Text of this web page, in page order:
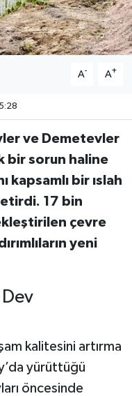
A- A+
ve Demetevler
bir sorun haline
kapsamlı bir ıslah
17 bin
çevre
yeni
kalitesini artırma
yürüttüğü
öncesinde